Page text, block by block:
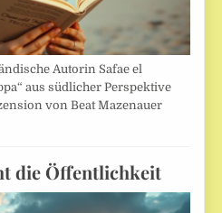
Autorin Safae el
aus südlicher Perspektive
von Beat Mazenauer
die Öffentlichkeit